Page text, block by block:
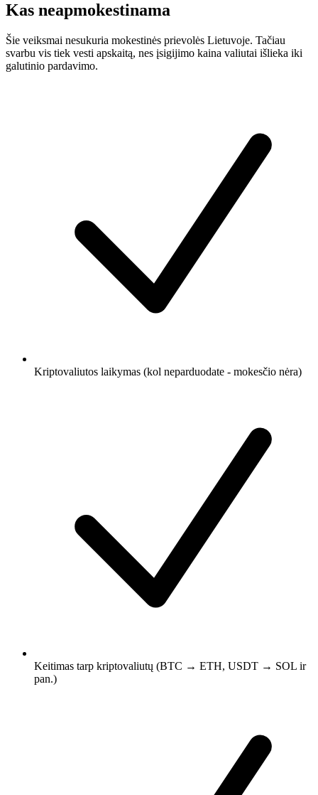
Kas neapmokestinama
Šie veiksmai nesukuria mokestinės prievolės Lietuvoje. Tačiau
svarbu vis tiek vesti apskaitą, nes įsigijimo kaina valiutai išlieka iki
galutinio pardavimo.
Kriptovaliutos laikymas (kol neparduodate - mokesčio nėra)
Keitimas tarp kriptovaliutų (BTC → ETH, USDT → SOL ir
pan.)